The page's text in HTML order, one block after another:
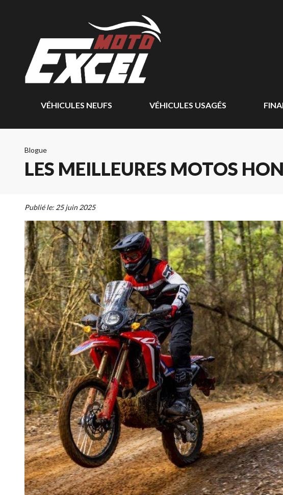
VÉHICULES NEUFS VÉHICULES USAGÉS
Blogue
LES MEILLEURES MOTOS
Publié le: 25 juin 2025